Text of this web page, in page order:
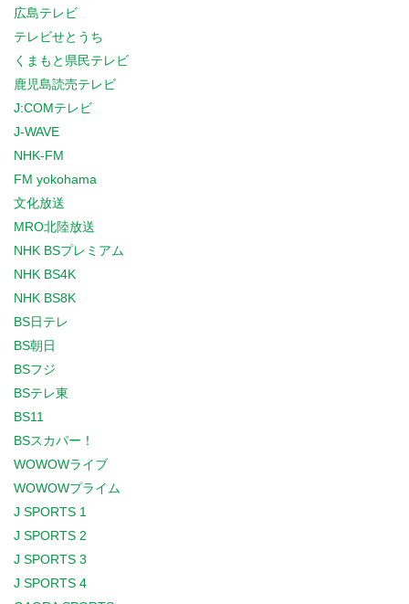
広島テレビ
テレビせとうち
くまもと県民テレビ
鹿児島読売テレビ
J:COMテレビ
J-WAVE
NHK-FM
FM yokohama
文化放送
MRO北陸放送
NHK BSプレミアム
NHK BS4K
NHK BS8K
BS日テレ
BS朝日
BSフジ
BSテレ東
BS11
BSスカパー！
WOWOWライブ
WOWOWプライム
J SPORTS 1
J SPORTS 2
J SPORTS 3
J SPORTS 4